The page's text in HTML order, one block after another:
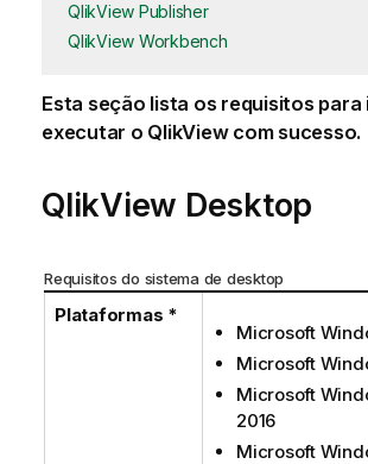
QlikView Publisher
QlikView Workbench
Esta seção lista os requisitos para
executar o QlikViewcom sucesso.
QlikView Desktop
Requisitos do sistema de desktop
Plataformas *
Microsoft
Microsoft
Microsoft
2016
Microsoft